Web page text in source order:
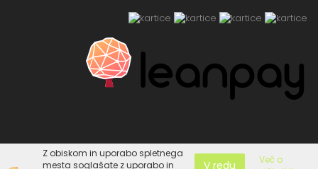
Z obiskom in uporabo spletnega
mesta soglašate z uporabo in
V redu
Več o